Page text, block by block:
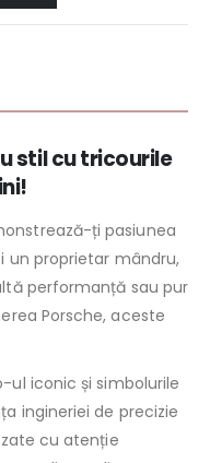
stil cu tricourile
ți pasiunea
un proprietar mândru,
performanță sau pur
Porsche, aceste
ul iconic și simbolurile
ingineriei de precizie
cu atenție